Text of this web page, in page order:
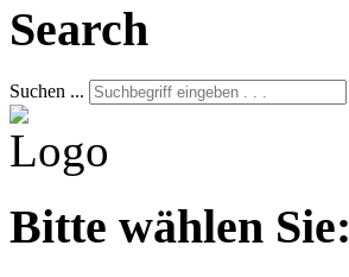
Search
Suchen ...
Bitte wählen Sie: